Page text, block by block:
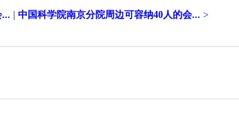
... 中国科学院南京分院周边可容纳40人的会... >